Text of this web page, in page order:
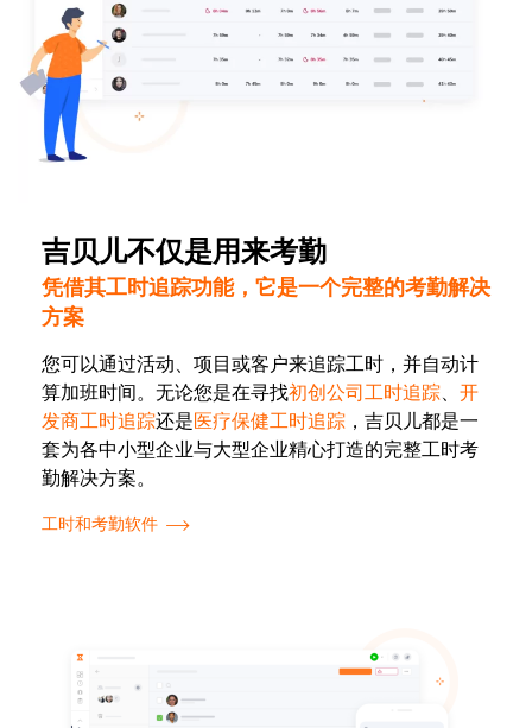
吉贝儿不仅是用来考勤
凭借其工时追踪功能，它是一个完整的考勤解决
方案
您可以通过活动、项目或客户来追踪工时，并自动计
算加班时间。无论您是在寻找初创公司工时追踪、 开
发商工时追踪还是医疗保健工时追踪 ，吉贝儿都是一
套为各中小型企业与大型企业精心打造的完整工时考
勤解决方案。
工时和考勤软件